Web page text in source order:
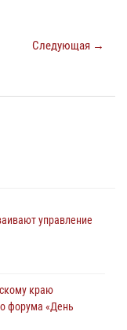
Следующая →
управление
краю
форума «День